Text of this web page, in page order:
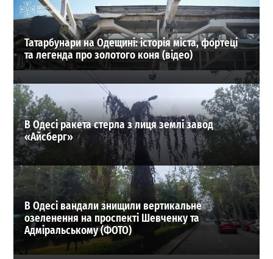
ВИБІР РЕДАКЦІЇ
Татарбунари на Одещині: історія міста, фортеці
та легенда про золотого коня (відео)
В Одесі ракета стерла з лиця землі завод
«Айсберг»
В Одесі вандали знищили вертикальне
озеленення на проспекті Шевченку та
Адміральському (ФОТО)